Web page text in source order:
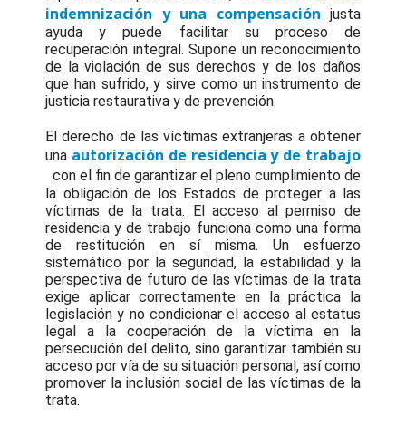
indemnización y una compensación justa
ayuda y puede facilitar su proceso de
recuperación integral. Supone un reconocimiento
de la violación de sus derechos y de los daños
que han sufrido, y sirve como un instrumento de
justicia restaurativa y de prevención.
El derecho de las víctimas extranjeras a obtener
una autorización de residencia y de trabajo
con el fin de garantizar el pleno cumplimiento de
la obligación de los Estados de proteger a las
víctimas de la trata. El acceso al permiso de
residencia y de trabajo funciona como una forma
de restitución en sí misma. Un esfuerzo
sistemático por la seguridad, la estabilidad y la
perspectiva de futuro de las víctimas de la trata
exige aplicar correctamente en la práctica la
legislación y no condicionar el acceso al estatus
legal a la cooperación de la víctima en la
persecución del delito, sino garantizar también su
acceso por vía de su situación personal, así como
promover la inclusión social de las víctimas de la
trata.